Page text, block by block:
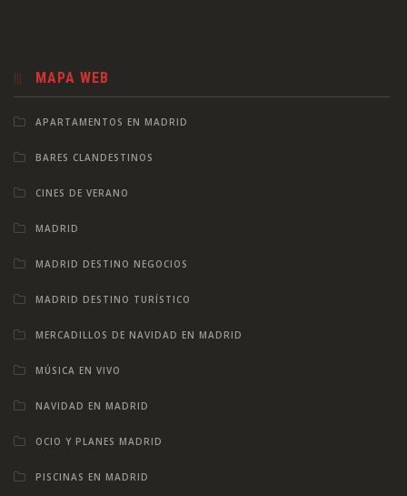
MAPA WEB
APARTAMENTOS EN MADRID
BARES CLANDESTINOS
CINES DE VERANO
MADRID
MADRID DESTINO NEGOCIOS
MADRID DESTINO TURÍSTICO
MERCADILLOS DE NAVIDAD EN MADRID
MÚSICA EN VIVO
NAVIDAD EN MADRID
OCIO Y PLANES MADRID
PISCINAS EN MADRID